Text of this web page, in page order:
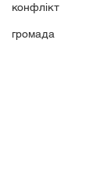
конфлікт
громада